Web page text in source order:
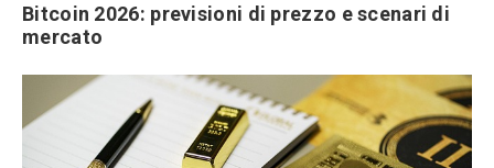
Bitcoin 2026: previsioni di prezzo e scenari di
mercato